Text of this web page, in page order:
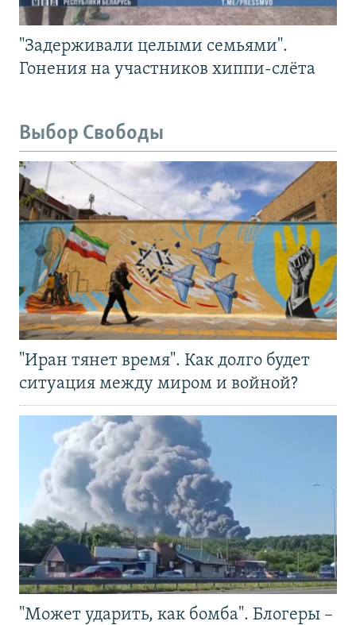
"Задерживали целыми семьями".
Гонения на участников хиппи-слёта
Выбор Свободы
"Иран тянет время". Как долго будет
ситуация между миром и войной?
"Может ударить, как бомба". Блогеры –